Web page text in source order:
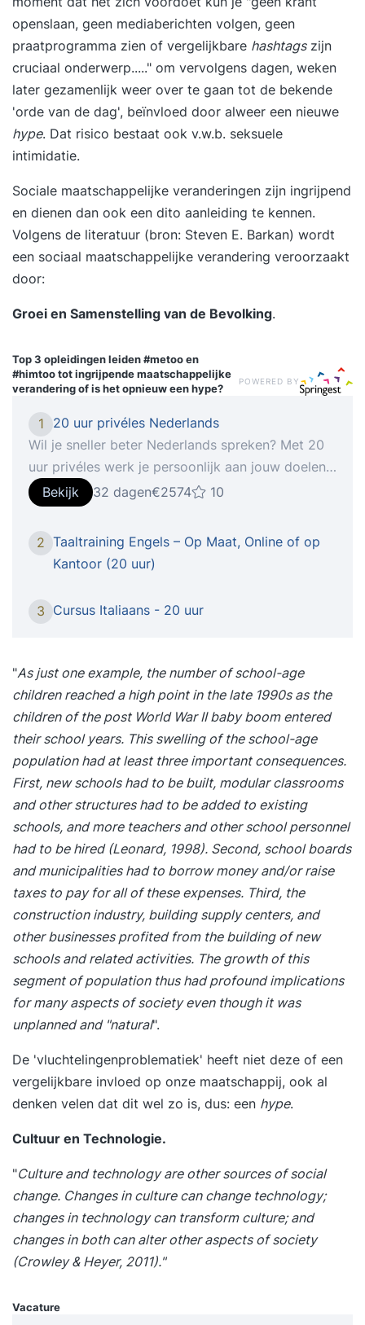
openslaan, geen mediaberichten volgen, geen
praatprogramma zien of vergelijkbare hashtagszijn
cruciaal onderwerp....." om vervolgens dagen, weken
later gezamenlijk weer over te gaan tot de bekende
'orde van de dag', beïnvloed door alweer een nieuwe
hype. Dat risico bestaat ook v.w.b. seksuele
intimidatie.
Sociale maatschappelijke veranderingen zijn ingrijpend
en dienen dan ook een dito aanleiding te kennen.
Volgens de literatuur (bron: Steven E. Barkan) wordt
een sociaal maatschappelijke verandering veroorzaakt
door:
Groei en Samenstelling van de Bevolking.
Top 3 opleidingenleiden #metoo en
#himtoo tot ingrijpende maatschappelijke
verandering of is het opnieuw een hype?
POWERED BY
1
20 uur privéles Nederlands
Wil je sneller beter Nederlands spreken? Met 20
uur privéles werk je persoonlijk aan jouw doelen.
Je oefent veel en krijgt directe feedback. Zo
merk je snel vooruitgang. Maak een duidelijke
grammatica, woordenschat en spreekvaardigheid
en groeit naar meer zelfstandigheid.Met deze
gesprekken; gebruik je grammatica correcter en
navertellen; ontwikkel je een bredere en actievere
woordenschat.
Bekijk 32 dagen€2574 10
2 Taaltraining Engels – Op Maat, Online of op
Kantoor (20 uur)
3 Cursus Italiaans - 20 uur
"As just one example, the number of school-age
children reached a high point in the late 1990s as the
children of the post World War II baby boom entered
their school years. This swelling of the school-age
population had at least three important consequences.
First, new schools had to be built, modular classrooms
and other structures had to be added to existing
schools, and more teachers and other school personnel
had to be hired (Leonard, 1998). Second, school boards
and municipalities had to borrow money and/or raise
taxes to pay for all of these expenses. Third, the
construction industry, building supply centers, and
other businesses profited from the building of new
schools and related activities. The growth of this
segment of population thus had profound implications
for many aspects of society even though it was
unplanned and "natural".
De 'vluchtelingenproblematiek' heeft niet deze of een
vergelijkbare invloed op onze maatschappij, ook al
denken velen dat dit wel zo is, dus: een hype.
Cultuur en Technologie.
"Culture and technology are other sources of social
change. Changes in culture can change technology;
changes in technology can transform culture; and
changes in both can alter other aspects of society
(Crowley & Heyer, 2011)."
Vacature